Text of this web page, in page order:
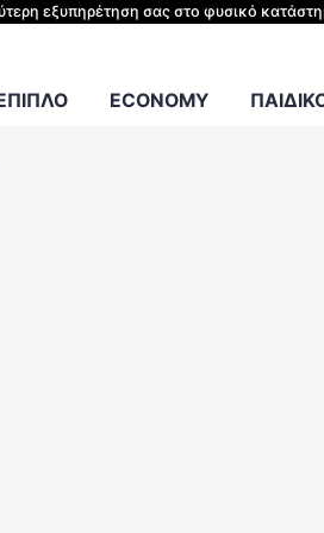
εξυπηρέτηση σας στο φυσικό
ECONOMY
ΚΡΕΒΑΤΙΟΥ